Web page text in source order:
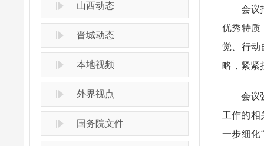
山西动态
晋城动态
本地视频
外界视点
国务院文件
会议指
优秀特质
觉、行动
略，紧紧
会议强
工作的相
一步细化